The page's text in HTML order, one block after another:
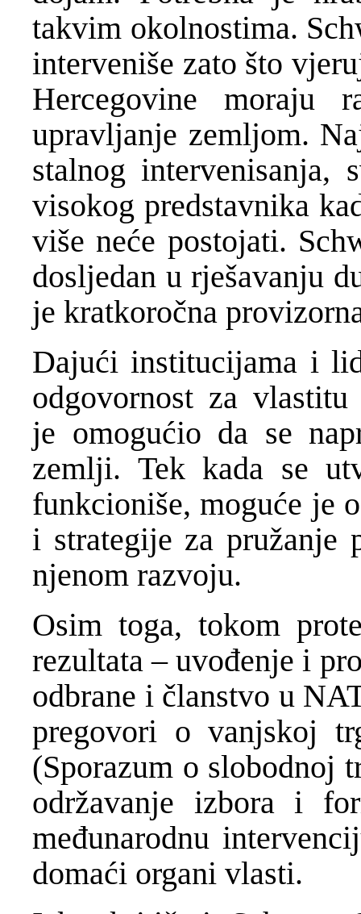
takvim okolnostima.
interveniše zato što
Hercegovine moraju
upravljanje zemljom.
stalnog intervenisanja,
visokog predstavnika
više neće postojati.
dosljedan u rješavanju
je kratkoročna
Dajući institucijama i
odgovornost za
je omogućio da se
zemlji. Tek kada se
funkcioniše, moguće je
i strategije za pružanje
njenom razvoju.
Osim toga, tokom
rezultata – uvođenje i
odbrane i članstvo u
pregovori o vanjskoj
(Sporazum o slobodnoj
održavanje izbora i
međunarodnu
domaći organi vlasti.